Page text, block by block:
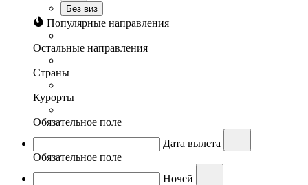
Без виз
Популярные направления
Остальные направления
Страны
Курорты
Обязательное поле
Дата вылета
Обязательное поле
Ночей